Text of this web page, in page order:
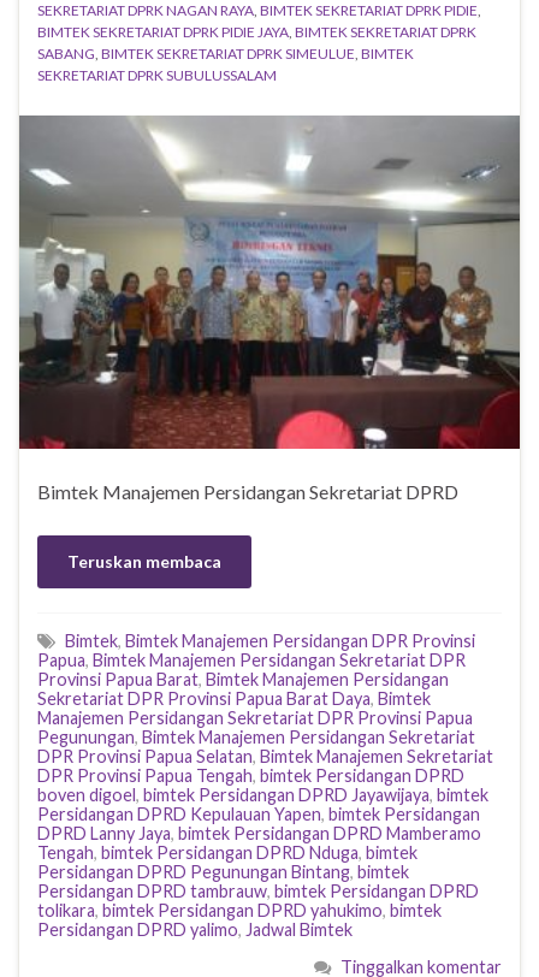
SEKRETARIAT DPRK NAGAN RAYA, BIMTEK SEKRETARIAT DPRK PIDIE,
BIMTEK SEKRETARIAT DPRK PIDIE JAYA, BIMTEK SEKRETARIAT DPRK
SABANG, BIMTEK SEKRETARIAT DPRK SIMEULUE, BIMTEK
SEKRETARIAT DPRK SUBULUSSALAM
Bimtek Manajemen Persidangan Sekretariat DPRD
Teruskan membaca
Bimtek, Bimtek Manajemen Persidangan DPR Provinsi
Papua, Bimtek Manajemen Persidangan Sekretariat DPR
Provinsi Papua Barat, Bimtek Manajemen Persidangan
Sekretariat DPR Provinsi Papua Barat Daya, Bimtek
Manajemen Persidangan Sekretariat DPR Provinsi Papua
Pegunungan, Bimtek Manajemen Persidangan Sekretariat
DPR Provinsi Papua Selatan, Bimtek Manajemen Sekretariat
DPR Provinsi Papua Tengah, bimtek Persidangan DPRD
boven digoel, bimtek Persidangan DPRD Jayawijaya, bimtek
Persidangan DPRD Kepulauan Yapen, bimtek Persidangan
DPRD Lanny Jaya, bimtek Persidangan DPRD Mamberamo
Tengah, bimtek Persidangan DPRD Nduga, bimtek
Persidangan DPRD Pegunungan Bintang, bimtek
Persidangan DPRD tambrauw, bimtek Persidangan DPRD
tolikara, bimtek Persidangan DPRD yahukimo, bimtek
Persidangan DPRD yalimo, Jadwal Bimtek
Tinggalkan komentar